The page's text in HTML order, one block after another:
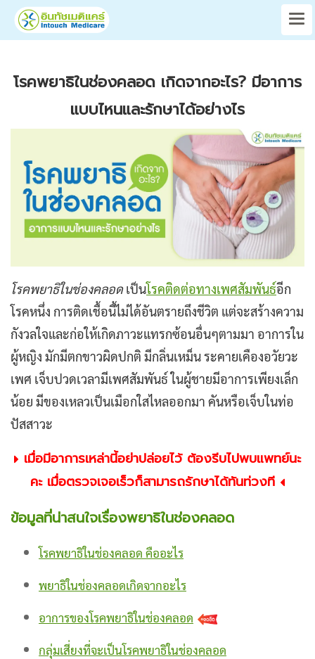
โรคพยาธิในช่องคลอด เกิดจากอะไร? มีอาการ
แบบไหนและรักษาได้อย่างไร
โรคพยาธิในช่องคลอดเป็นโรคติดต่อทางเพศสัมพันธ์อีก
โรคหนึ่ง การติดเชื้อนี้ไม่ได้อันตรายถึงชีวิต แต่จะสร้างความ
กังวลใจและก่อให้เกิดภาวะแทรกซ้อนอื่นๆตามมา อาการใน
ผู้หญิง มักมีตกขาวผิดปกติ มีกลิ่นเหม็น ระคายเคืองอวัยวะ
เพศ เจ็บปวดเวลามีเพศสัมพันธ์ ในผู้ชายมีอาการเพียงเล็ก
น้อย มีของเหลวเป็นเมือกใสไหลออกมา คันหรือเจ็บในท่อ
ปัสสาวะ
เมื่อมีอาการเหล่านี้อย่าปล่อยไว้ ต้องรีบไปพบแพทย์นะ
คะ เมื่อตรวจเจอเร็วก็สามารถรักษาได้ทันท่วงที
ข้อมูลที่น่าสนใจเรื่องพยาธิในช่องคลอด
โรคพยาธิในช่องคลอด คืออะไร
พยาธิในช่องคลอดเกิดจากอะไร
อาการของโรคพยาธิในช่องคลอด
กลุ่มเสี่ยงที่จะเป็นโรคพยาธิในช่องคลอด